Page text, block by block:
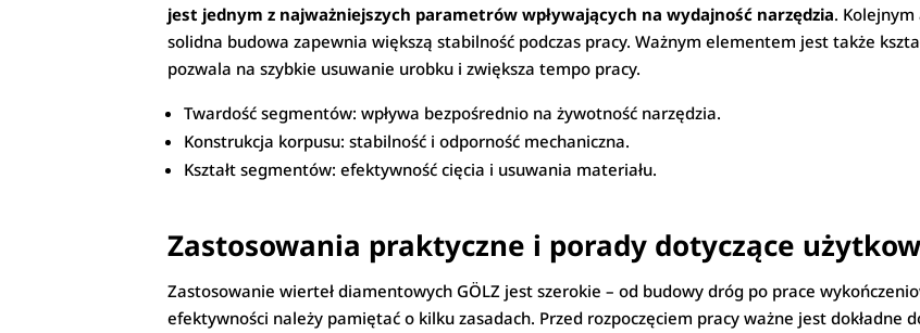
jest jednym z najważniejszych parametrów wpływających na wydajność narzędzia.
solidna budowa zapewnia większą stabilność podczas pracy. Ważnym elementem jest także
pozwala na szybkie usuwanie urobku i zwiększa tempo pracy.
Twardość segmentów: wpływa bezpośrednio na żywotność narzędzia.
Konstrukcja korpusu: stabilność i odporność mechaniczna.
Kształt segmentów: efektywność cięcia i usuwania materiału.
Zastosowania praktyczne i porady dotyczące
Zastosowanie wierteł diamentowych GÖLZ jest szerokie – od budowy dróg po prace
efektywności należy pamiętać o kilku zasadach. Przed rozpoczęciem pracy ważne jest dokładne